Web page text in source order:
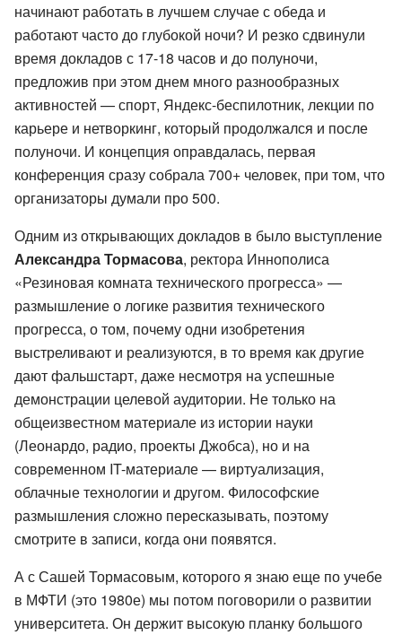
начинают работать в лучшем случае с обеда и
работают часто до глубокой ночи? И резко сдвинули
время докладов с 17-18 часов и до полуночи,
предложив при этом днем много разнообразных
активностей — спорт, Яндекс-беспилотник, лекции по
карьере и нетворкинг, который продолжался и после
полуночи. И концепция оправдалась, первая
конференция сразу собрала 700+ человек, при том, что
организаторы думали про 500.
Одним из открывающих докладов в было выступление
Александра Тормасова, ректора Иннополиса
«Резиновая комната технического прогресса» —
размышление о логике развития технического
прогресса, о том, почему одни изобретения
выстреливают и реализуются, в то время как другие
дают фальшстарт, даже несмотря на успешные
демонстрации целевой аудитории. Не только на
общеизвестном материале из истории науки
(Леонардо, радио, проекты Джобса), но и на
современном IT-материале — виртуализация,
облачные технологии и другом. Философские
размышления сложно пересказывать, поэтому
смотрите в записи, когда они появятся.
А с Сашей Тормасовым, которого я знаю еще по учебе
в МФТИ (это 1980е) мы потом поговорили о развитии
университета. Он держит высокую планку большого